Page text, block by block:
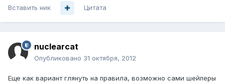
Вставить ник Цитата
nuclearcat
Опубликовано 31 октября, 2012
Еще как вариант глянуть на правила, возможно сами шейперы